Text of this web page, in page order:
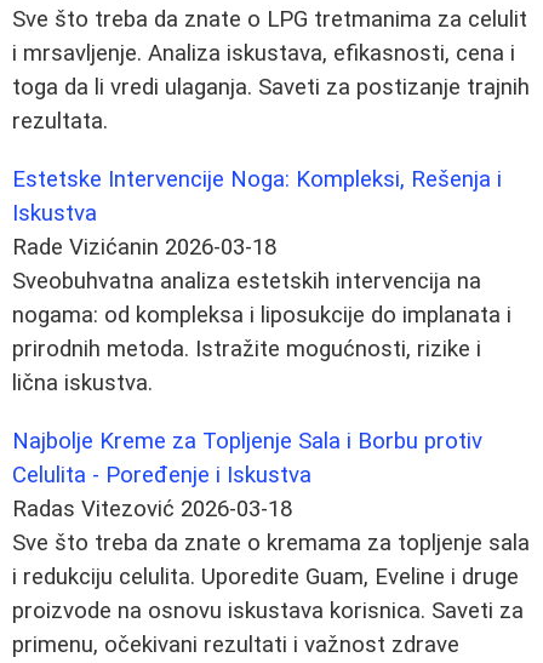
Sve što treba da znate o LPG tretmanima za celulit
i mrsavljenje. Analiza iskustava, efikasnosti, cena i
toga da li vredi ulaganja. Saveti za postizanje trajnih
rezultata.
Estetske Intervencije Noga: Kompleksi, Rešenja i
Iskustva
Rade Vizićanin 2026-03-18
Sveobuhvatna analiza estetskih intervencija na
nogama: od kompleksa i liposukcije do implanata i
prirodnih metoda. Istražite mogućnosti, rizike i
lična iskustva.
Najbolje Kreme za Topljenje Sala i Borbu protiv
Celulita - Poređenje i Iskustva
Radas Vitezović 2026-03-18
Sve što treba da znate o kremama za topljenje sala
i redukciju celulita. Uporedite Guam, Eveline i druge
proizvode na osnovu iskustava korisnica. Saveti za
primenu, očekivani rezultati i važnost zdrave